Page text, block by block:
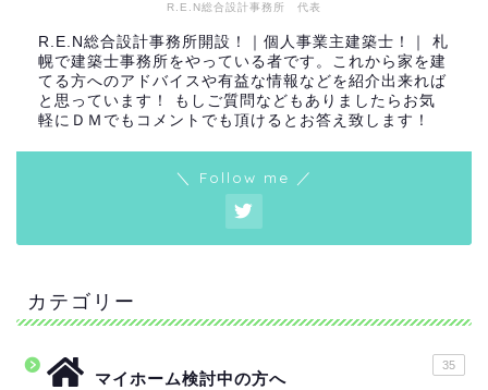
R.E.N総合設計事務所 代表
R.E.N総合設計事務所開設！｜個人事業主建築士！｜ 札
幌で建築士事務所をやっている者です。これから家を建
てる方へのアドバイスや有益な情報などを紹介出来れば
と思っています！ もしご質問などもありましたらお気
軽にＤＭでもコメントでも頂けるとお答え致します！
＼ Follow me ／
カテゴリー
マイホーム検討中の方へ
35